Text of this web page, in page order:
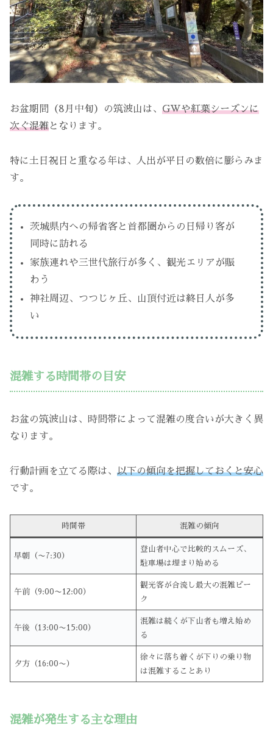
お盆期間（8月中旬）の筑波山は、 GWや紅葉シーズンに
次ぐ混雑となります。
特に土日祝日と重なる年は、人出が平日の数倍に膨らみま
す。
茨城県内への帰省客と首都圏からの日帰り客が
同時に訪れる
家族連れや三世代旅行が多く、観光エリアが賑
わう
神社周辺、つつじヶ丘、山頂付近は終日人が多
い
混雑する時間帯の目安
お盆の筑波山は、時間帯によって混雑の度合いが大きく異
なります。
行動計画を立てる際は、 以下の傾向を把握しておくと安心
です。
時間帯 混雑の傾向
早朝（〜7:30）
登山者中心で比較的スムーズ、
駐車場は埋まり始める
午前（9:00〜12:00）
観光客が合流し最大の混雑ピー
ク
午後（13:00〜15:00）
混雑は続くが下山者も増え始め
る
夕方（16:00〜）
徐々に落ち着くが下りの乗り物
は混雑することあり
混雑が発生する主な理由